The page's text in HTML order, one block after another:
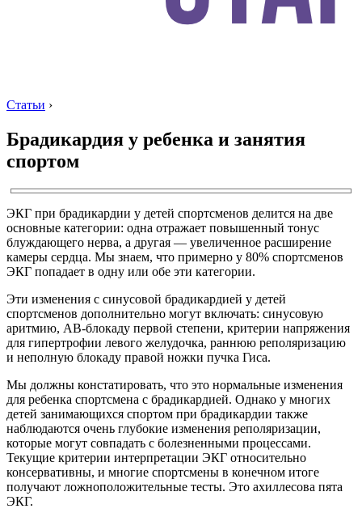
Статьи ›
Брадикардия у ребенка и занятия
спортом
ЭКГ при брадикардии у детей спортсменов делится на две
основные категории: одна отражает повышенный тонус
блуждающего нерва, а другая — увеличенное расширение
камеры сердца. Мы знаем, что примерно у 80% спортсменов
ЭКГ попадает в одну или обе эти категории.
Эти изменения с синусовой брадикардией у детей
спортсменов дополнительно могут включать: синусовую
аритмию, АВ-блокаду первой степени, критерии напряжения
для гипертрофии левого желудочка, раннюю реполяризацию
и неполную блокаду правой ножки пучка Гиса.
Мы должны констатировать, что это нормальные изменения
для ребенка спортсмена с брадикардией. Однако у многих
детей занимающихся спортом при брадикардии также
наблюдаются очень глубокие изменения реполяризации,
которые могут совпадать с болезненными процессами.
Текущие критерии интерпретации ЭКГ относительно
консервативны, и многие спортсмены в конечном итоге
получают ложноположительные тесты. Это ахиллесова пята
ЭКГ.